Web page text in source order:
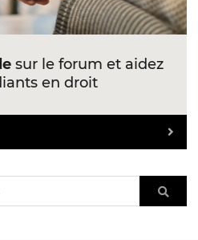
sur le forum et aidez
en droit